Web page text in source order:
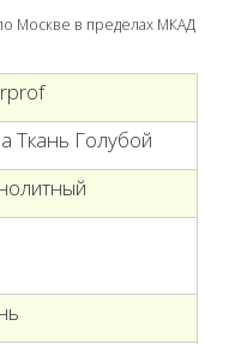
Москве в пределах МКАД
Ткань Голубой